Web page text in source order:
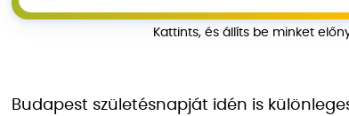
Kattints, és állíts be minket
Budapest születésnapját idén is